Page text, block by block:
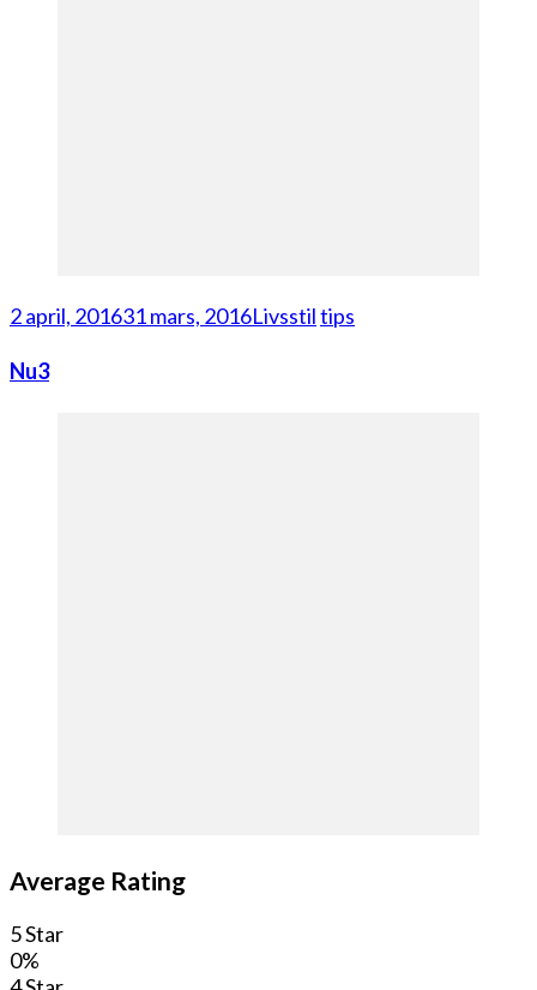
2 april, 201631 mars, 2016Livsstiltips
Nu3
Average Rating
5 Star
0%